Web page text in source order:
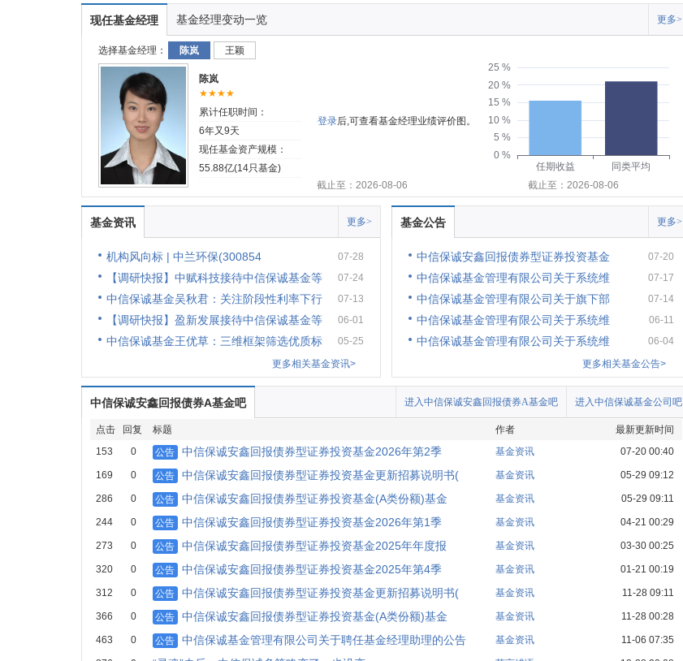
现任基金经理 基金经理变动一览 更多>
选择基金经理： 陈岚 王颖
陈岚
★★★★
累计任职时间：
6年又9天
现任基金资产规模：
55.88亿(14只基金)
登录后,可查看基金经理业绩评价图。
0 %
5 %
10 %
15 %
20 %
25 %
任期收益
同类平均
截止至：2026-08-06
截止至：2026-08-06
基金资讯 更多>
机构风向标 | 中兰环保(300854 07-28
【调研快报】中赋科技接待中信保诚基金等 07-24
中信保诚基金吴秋君：关注阶段性利率下行 07-13
【调研快报】盈新发展接待中信保诚基金等 06-01
中信保诚基金王优草：三维框架筛选优质标
05-25
更多相关基金资讯>
基金公告 更多>
中信保诚安鑫回报债券型证券投资基金 07-20
中信保诚基金管理有限公司关于系统维 07-17
中信保诚基金管理有限公司关于旗下部 07-14
中信保诚基金管理有限公司关于系统维 06-11
中信保诚基金管理有限公司关于系统维
06-04
更多相关基金公告>
中信保诚安鑫回报债券A基金吧 进入中信保诚基金公司吧
进入中信保诚安鑫回报债券A基金吧
点击 回复 标题 作者
最新更新时间
153
0 公告 中信保诚安鑫回报债券型证券投资基金2026年第2季 基金资讯 07-20 00:40
169 0 公告 中信保诚安鑫回报债券型证券投资基金更新招募说明书( 基金资讯 05-29 09:12
286 0 公告 中信保诚安鑫回报债券型证券投资基金(A类份额)基金 基金资讯 05-29 09:11
244 0 公告 中信保诚安鑫回报债券型证券投资基金2026年第1季 基金资讯 04-21 00:29
273 0 公告 中信保诚安鑫回报债券型证券投资基金2025年年度报 基金资讯 03-30 00:25
320 0 公告 中信保诚安鑫回报债券型证券投资基金2025年第4季 基金资讯 01-21 00:19
312 0 公告 中信保诚安鑫回报债券型证券投资基金更新招募说明书( 基金资讯 11-28 09:11
366 0 公告 中信保诚安鑫回报债券型证券投资基金(A类份额)基金 基金资讯 11-28 00:28
463 0 公告 中信保诚基金管理有限公司关于聘任基金经理助理的公告 基金资讯 11-06 07:35